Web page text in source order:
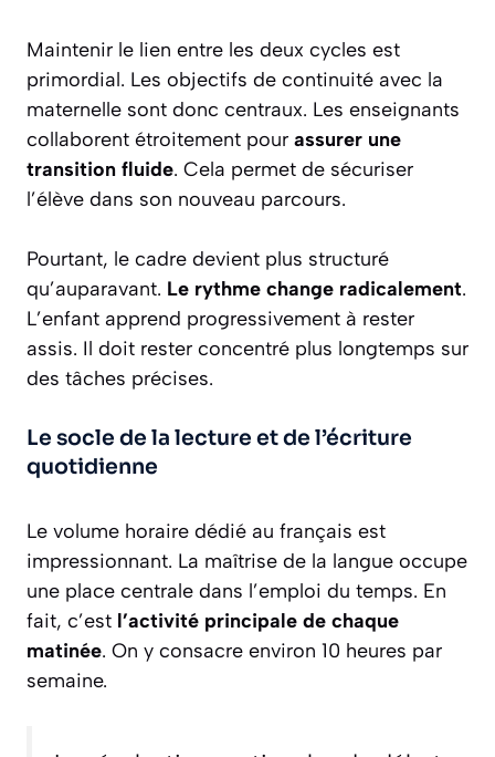
Maintenir le lien entre les deux cycles est
primordial. Les objectifs de continuité avec la
maternelle sont donc centraux. Les enseignants
collaborent étroitement pour assurer une
transition fluide. Cela permet de sécuriser
l’élève dans son nouveau parcours.
Pourtant, le cadre devient plus structuré
qu’auparavant. Le rythme change radicalement.
L’enfant apprend progressivement à rester
assis. Il doit rester concentré plus longtemps sur
des tâches précises.
Le socle de la lecture et de l’écriture
quotidienne
Le volume horaire dédié au français est
impressionnant. La maîtrise de la langue occupe
une place centrale dans l’emploi du temps. En
fait, c’est l’activité principale de chaque
matinée. On y consacre environ 10 heures par
semaine.